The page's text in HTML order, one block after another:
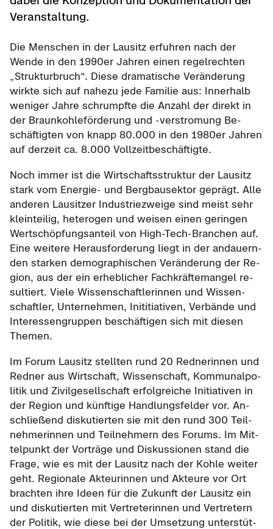
Ver­an­stal­tung.
Die Men­schen in der Lau­sitz er­fuh­ren nach der
Wende in den 1990er Jah­ren einen re­gel­rech­ten
„Struk­tur­bruch“. Diese dra­ma­ti­sche Ver­än­de­rung
wirk­te sich auf na­he­zu jede Fa­mi­lie aus: In­ner­halb
we­ni­ger Jahre schrumpf­te die An­zahl der di­rekt in
der Braun­koh­le­för­de­rung und -​verstromung Be­
schäf­tig­ten von knapp 80.000 in den 1980er Jah­ren
auf der­zeit ca. 8.000 Voll­zeit­be­schäf­tig­te.
Noch immer ist die Wirt­schafts­struk­tur der Lau­sitz
stark vom Energie-​ und Berg­bau­sek­tor ge­prägt. Alle
an­de­ren Lau­sit­zer In­dus­trie­zwei­ge sind meist sehr
klein­tei­lig, he­te­ro­gen und wei­sen einen ge­rin­gen
Wert­schöp­fungs­an­teil von High-​Tech-Branchen auf.
Eine wei­te­re Her­aus­for­de­rung liegt in der an­dau­ern­
den star­ken de­mo­gra­phi­schen Ver­än­de­rung der Re­
gi­on, aus der ein er­heb­li­cher Fach­kräf­te­man­gel re­
sul­tiert. Viele Wis­sen­schaft­le­rin­nen und Wis­sen­
schaft­ler, Un­ter­neh­men, In­i­ti­tia­ti­ven, Ver­bän­de und
In­ter­es­sen­grup­pen be­schäf­ti­gen sich mit die­sen
The­men.
Im Forum Lau­sitz stell­ten rund 20 Red­ne­rin­nen und
Red­ner aus Wirt­schaft, Wis­sen­schaft, Kom­mu­nal­po­
li­tik und Zi­vil­ge­sell­schaft er­folg­rei­che In­itia­ti­ven in
der Re­gi­on und künf­ti­ge Hand­lungs­fel­der vor. An­
schlie­ßend dis­ku­tier­ten sie mit den rund 300 Teil­
neh­me­rin­nen und Teil­neh­mern des Fo­rums. Im Mit­
tel­punkt der Vor­trä­ge und Dis­kus­sio­nen stand die
Frage, wie es mit der Lau­sitz nach der Kohle wei­ter
geht. Re­gio­na­le Ak­teu­rin­nen und Ak­teu­re vor Ort
brach­ten ihre Ideen für die Zu­kunft der Lau­sitz ein
und dis­ku­tier­ten mit Ver­tre­te­rin­nen und Ver­tre­tern
der Po­li­tik, wie diese bei der Um­set­zung un­ter­stüt­